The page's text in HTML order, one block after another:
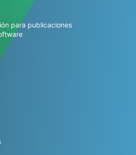
para publicaciones